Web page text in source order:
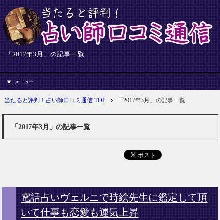
「2017年3月」の記事一覧
メニュー
当たると評判！占い師口コミ通信 TOP 「2017年3月」の記事一覧
「2017年3月」の記事一覧
電話占いヴェルニで時絵先生に鑑定して頂
いて仕事も恋愛も運気上昇